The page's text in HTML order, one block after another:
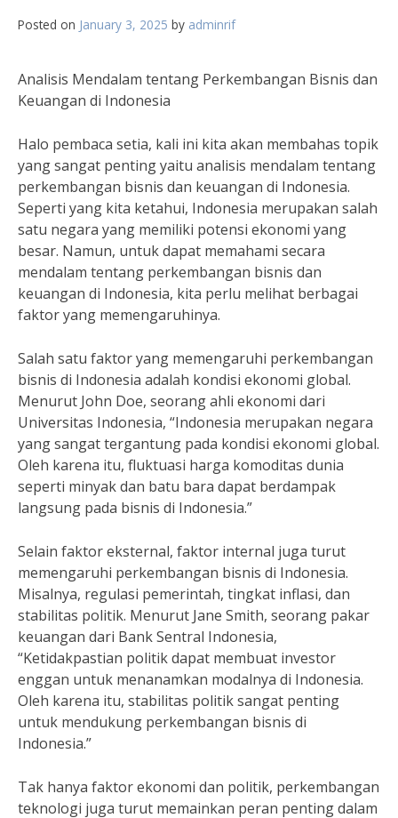
Posted on January 3, 2025 by adminrif
Analisis Mendalam tentang Perkembangan Bisnis dan
Keuangan di Indonesia
Halo pembaca setia, kali ini kita akan membahas topik
yang sangat penting yaitu analisis mendalam tentang
perkembangan bisnis dan keuangan di Indonesia.
Seperti yang kita ketahui, Indonesia merupakan salah
satu negara yang memiliki potensi ekonomi yang
besar. Namun, untuk dapat memahami secara
mendalam tentang perkembangan bisnis dan
keuangan di Indonesia, kita perlu melihat berbagai
faktor yang memengaruhinya.
Salah satu faktor yang memengaruhi perkembangan
bisnis di Indonesia adalah kondisi ekonomi global.
Menurut John Doe, seorang ahli ekonomi dari
Universitas Indonesia, “Indonesia merupakan negara
yang sangat tergantung pada kondisi ekonomi global.
Oleh karena itu, fluktuasi harga komoditas dunia
seperti minyak dan batu bara dapat berdampak
langsung pada bisnis di Indonesia.”
Selain faktor eksternal, faktor internal juga turut
memengaruhi perkembangan bisnis di Indonesia.
Misalnya, regulasi pemerintah, tingkat inflasi, dan
stabilitas politik. Menurut Jane Smith, seorang pakar
keuangan dari Bank Sentral Indonesia,
“Ketidakpastian politik dapat membuat investor
enggan untuk menanamkan modalnya di Indonesia.
Oleh karena itu, stabilitas politik sangat penting
untuk mendukung perkembangan bisnis di
Indonesia.”
Tak hanya faktor ekonomi dan politik, perkembangan
teknologi juga turut memainkan peran penting dalam